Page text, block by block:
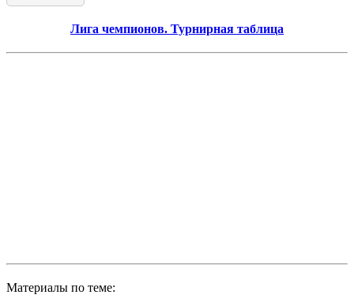
Лига чемпионов. Турнирная таблица
Материалы по теме: